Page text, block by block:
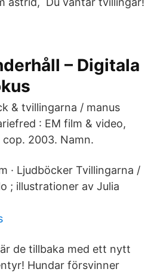
– Digitala
& tvillingarna / manus
: EM film & video,
2003. Namn.
· Ljudböcker Tvillingarna /
; illustrationer av Julia
de tillbaka med ett nytt
Hundar försvinner